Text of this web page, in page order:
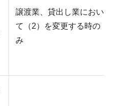
譲渡業、貸出し業におい
て（2）を変更する時の
み